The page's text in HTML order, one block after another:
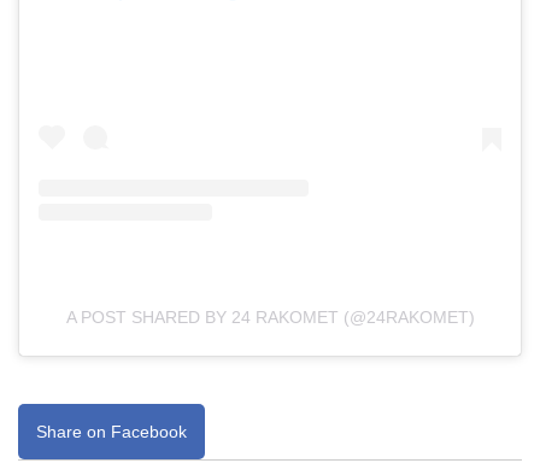
A POST SHARED BY 24 RAKOMET (@24RAKOMET)
Share on Facebook